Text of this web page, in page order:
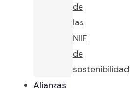
de
las
NIIF
de
sostenibilidad
Alianzas